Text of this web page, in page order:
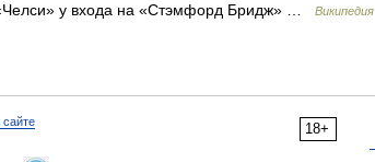
у входа на «Стэмфорд Бридж» … Википедия
18+